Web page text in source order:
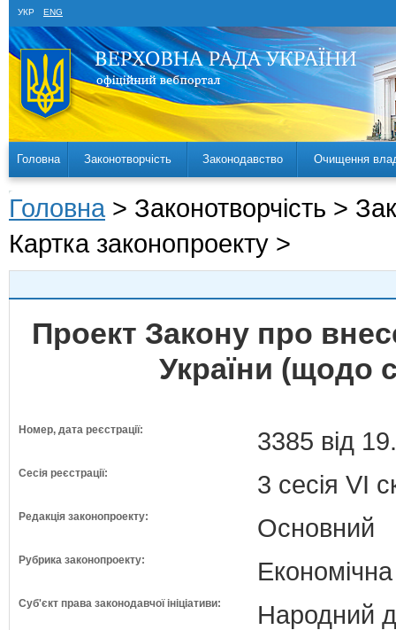
УКР ENG
Головна Законотворчість Законодавство Очищення
Головна > Законотворчість >
Картка законопроекту >
Проект Закону про
України (щодо
Номер, дата реєстрації: 3385 від
Сесія реєстрації: 3 сесія VI
Редакція законопроекту: Основний
Рубрика законопроекту:
Суб'єкт права законодавчої ініціативи: Народний